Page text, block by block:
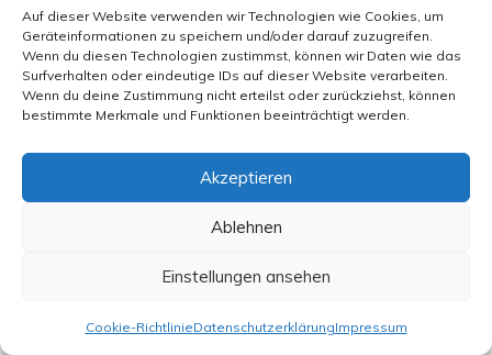
Auf dieser Website verwenden wir Technologien wie Cookies, um
Geräteinformationen zu speichern und/oder darauf zuzugreifen.
Wenn du diesen Technologien zustimmst, können wir Daten wie das
Surfverhalten oder eindeutige IDs auf dieser Website verarbeiten.
Wenn du deine Zustimmung nicht erteilst oder zurückziehst, können
bestimmte Merkmale und Funktionen beeinträchtigt werden.
Akzeptieren
Ablehnen
Einstellungen ansehen
Cookie-RichtlinieDatenschutzerklärungImpressum
Institution also, die den noch unvollkommenen
demokratischen Ansatz auf EU-Ebene (es fehlt ja noch
das Initiativrecht für Gesetze) am ehesten verkörpert.
Fazit:
Bewegungen und Parteien kann nur dann zielführend
werden und Veränderung der fatalen „populistischen“
werden (vgl. 3,4) und, statt auf verkürzende